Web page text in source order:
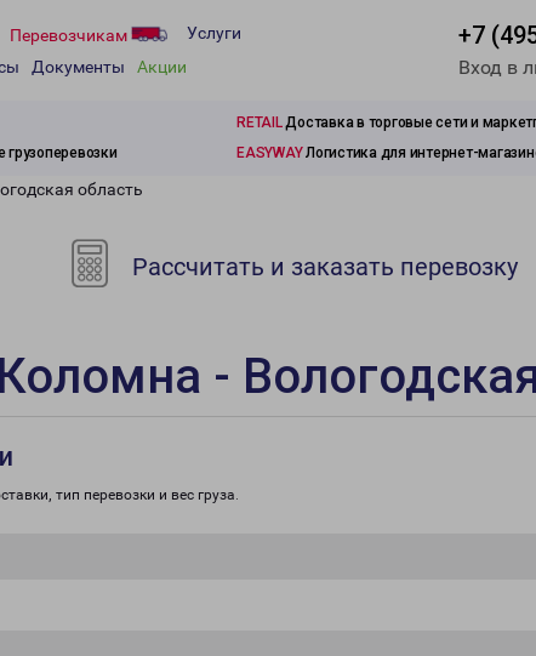
Перевозчикам
Услуги
Документы Акции
+7
Вход в
RETAILДоставка в торговые сети и
EASYWAYЛогистика для интернет-
область
Рассчитать и заказать перевозку
-
тип перевозки и вес груза.